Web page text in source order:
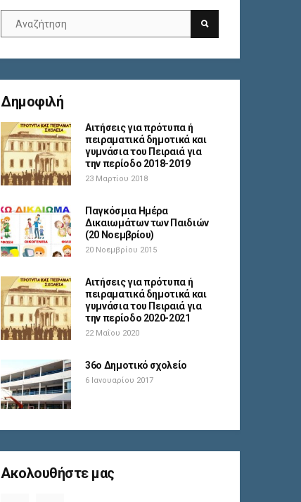
Δημοφιλή
Αιτήσεις για πρότυπα ή
πειραματικά δημοτικά και
γυμνάσια του Πειραιά για
την περίοδο 2018-2019
23 Μαρτίου 2018
Παγκόσμια Ημέρα
Δικαιωμάτων των Παιδιών
(20 Νοεμβρίου)
20 Νοεμβρίου 2015
Αιτήσεις για πρότυπα ή
πειραματικά δημοτικά και
γυμνάσια του Πειραιά για
την περίοδο 2020-2021
22 Μαΐου 2020
36ο Δημοτικό σχολείο
6 Ιανουαρίου 2017
Ακολουθήστε μας